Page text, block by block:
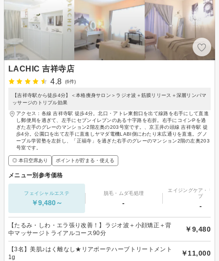
LACHIC 吉祥寺店
4.8
(6件)
【吉祥寺駅から徒歩4分】＜本格痩身サロン＞ラジオ波＋筋膜リリース＋深層リンパマ
ッサージのトリプル効果
アクセス：各線 吉祥寺駅 徒歩4分。北口・アトレ東館口を出て線路を右手にして直進
し郵便局を過ぎて、左手にセブンイレブンのある十字路を右折。右手にコインPを過
ぎた左手のグレーのマンション2階左奥の203号室です。、京王井の頭線 吉祥寺駅 徒
歩4分。公園口を出て左手に直進しヤマダ電機LABI側にわたり末広通りを直進。グノ
ーブル学習塾を左折し、「正福寺」を過ぎた右手のグレーのマンション2階の左奥203
号室です。
◎ 本日空席あり ポイントが貯まる・使える
メニュー別参考価格
フェイシャルエステ
￥9,480～
脱毛・ムダ毛処理
-
エイジングケア・リ
プ
-
【たるみ・しわ・エラ張り改善！】ラジオ波＋小顔矯正＋背
中マッサージトライアルコース90分
￥9,480
【3名】美肌♪はく離なし★リアボーテハーブトリートメント
1g
￥11,000